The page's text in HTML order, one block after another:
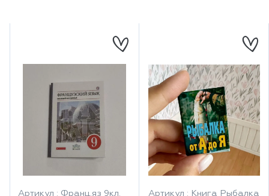
Артикул : Франц.яз 9кл. Артикул : Книга Рыбалка